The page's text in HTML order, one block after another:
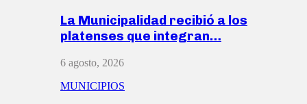
La Municipalidad recibió a los
platenses que integran…
6 agosto, 2026
MUNICIPIOS